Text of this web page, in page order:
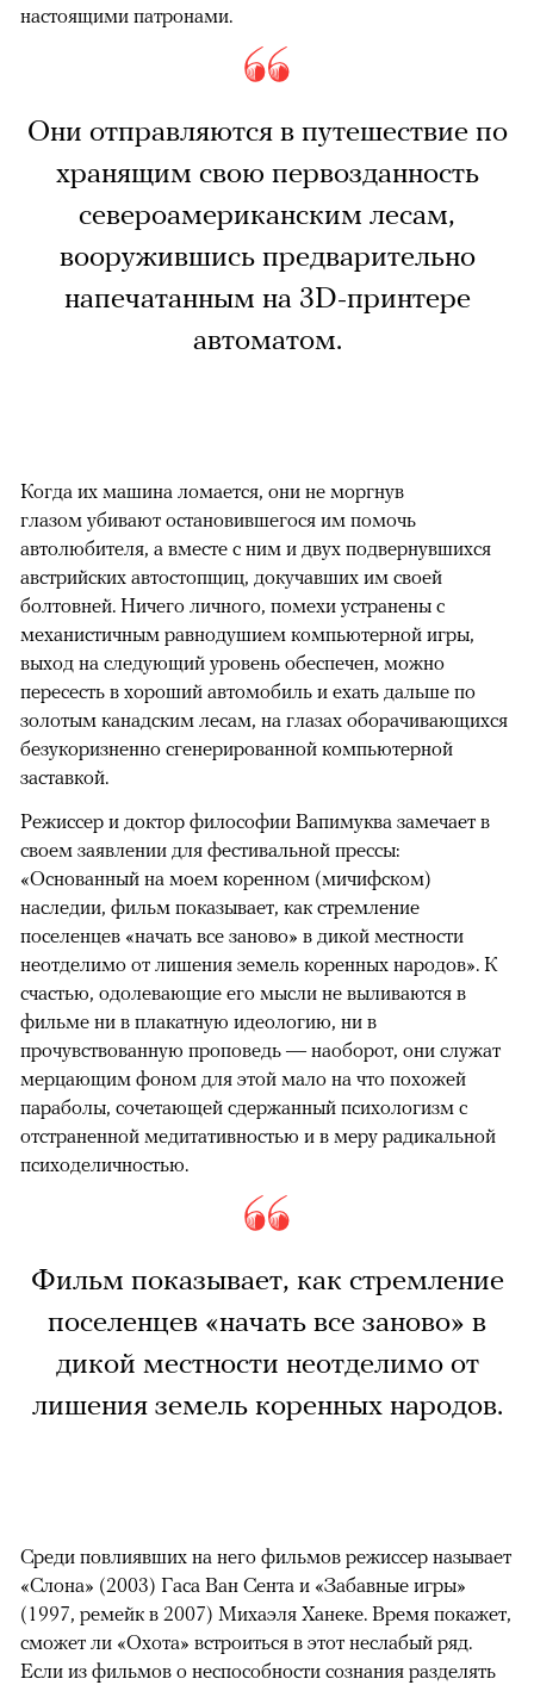
настоящими патронами.
Они отправляются в путешествие по
хранящим свою первозданность
североамериканским лесам,
вооружившись предварительно
напечатанным на 3D-принтере
автоматом.
Когда их машина ломается, они не моргнув
глазом убивают остановившегося им помочь
автолюбителя, а вместе с ним и двух подвернувшихся
австрийских автостопщиц, докучавших им своей
болтовней. Ничего личного, помехи устранены с
механистичным равнодушием компьютерной игры,
выход на следующий уровень обеспечен, можно
пересесть в хороший автомобиль и ехать дальше по
золотым канадским лесам, на глазах оборачивающихся
безукоризненно сгенерированной компьютерной
заставкой.
Режиссер и доктор философии Вапимуква замечает в
своем заявлении для фестивальной прессы:
«Основанный на моем коренном (мичифском)
наследии, фильм показывает, как стремление
поселенцев «начать все заново» в дикой местности
неотделимо от лишения земель коренных народов». К
счастью, одолевающие его мысли не выливаются в
фильме ни в плакатную идеологию, ни в
прочувствованную проповедь — наоборот, они служат
мерцающим фоном для этой мало на что похожей
параболы, сочетающей сдержанный психологизм с
отстраненной медитативностью и в меру радикальной
психоделичностью.
Фильм показывает, как стремление
поселенцев «начать все заново» в
дикой местности неотделимо от
лишения земель коренных народов.
Среди повлиявших на него фильмов режиссер называет
«Слона» (2003) Гаса Ван Сента и «Забавные игры»
(1997, ремейк в 2007) Михаэля Ханеке. Время покажет,
сможет ли «Охота» встроиться в этот неслабый ряд.
Если из фильмов о неспособности сознания разделять